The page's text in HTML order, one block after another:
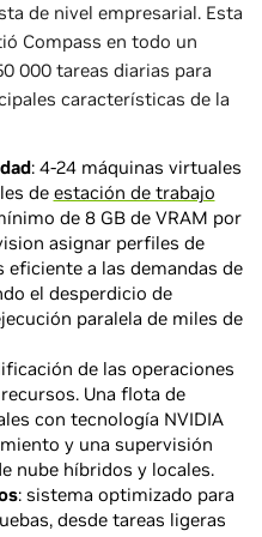
de nivel empresarial. Esta
Compass en todo un
000 tareas diarias para
características de la
: 4-24 máquinas virtuales
de estación de trabajo
de 8 GB de VRAM por
asignar perfiles de
a las demandas de
el desperdicio de
paralela de miles de
de las operaciones
Una flota de
con tecnología NVIDIA
y una supervisión
nube híbridos y locales.
: sistema optimizado para
desde tareas ligeras